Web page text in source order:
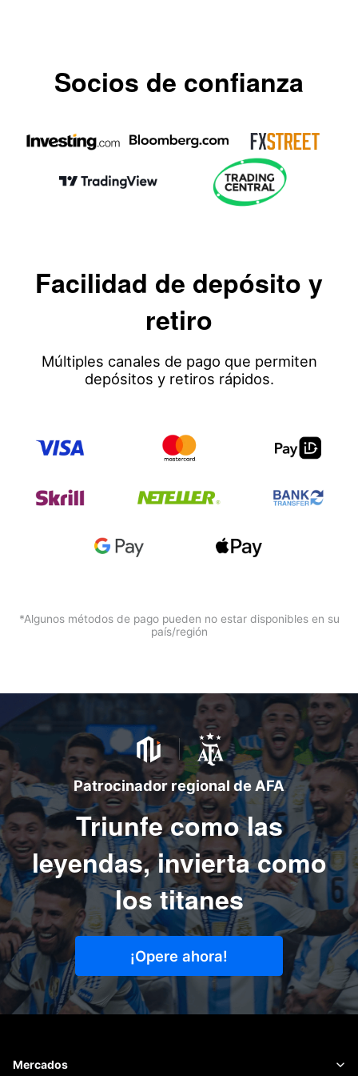
Socios de confianza
Facilidad de depósito y
retiro
Múltiples canales de pago que permiten
depósitos y retiros rápidos.
*Algunos métodos de pago pueden no estar disponibles en su
país/región
Patrocinador regional de AFA
Triunfe como las
leyendas, invierta como
los titanes
¡Opere ahora!
Mercados